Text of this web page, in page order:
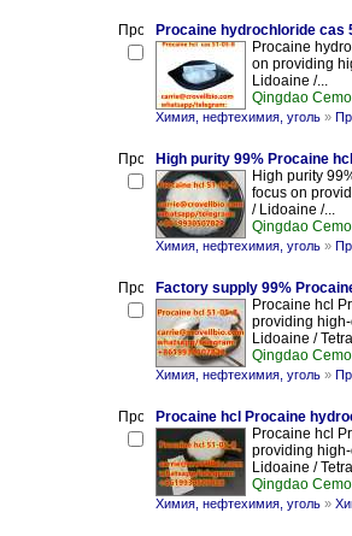
Procaine hydrochloride cas
Procaine
on providing
Lidoaine /...
Qingdao Cemo
Химия, нефтехимия, уголь »
High purity 99% Procaine
High purity
focus on
/ Lidoaine /...
Qingdao Cemo
Химия, нефтехимия, уголь »
Factory supply 99%
Procaine hcl
providing
Lidoaine /
Qingdao Cemo
Химия, нефтехимия, уголь »
Procaine hcl Procaine
Procaine hcl
providing
Lidoaine /
Qingdao Cemo
Химия, нефтехимия, уголь »